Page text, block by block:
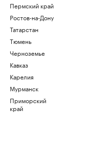
Пермский край
Ростов-на-Дону
Татарстан
Тюмень
Черноземье
Кавказ
Карелия
Мурманск
Приморский
край